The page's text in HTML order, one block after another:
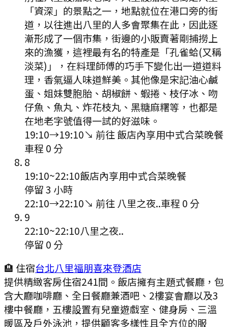
「資深」的景點之一，地點就位在港口旁的街
道，以往進出八里的人多會聚集在此，因此逐
漸形成了一個市集，街邊的小販賣著剛捕撈上
來的漁獲，這裡最有名的特產是「孔雀蛤(又稱
淡菜)」，在料理師傅的巧手下變化出一道道料
理，香氣逼人味道鮮美。其他像是宋記油心鹹
蛋、姐妹雙胞胎、胡椒餅、蝦捲、枝仔冰、吻
仔魚、魚丸、炸花枝丸、黑糖麻糬等，也都是
在地老字號值得一試的好滋味。
19:10→19:10↘ 前往 飯店內享用中式合菜晚餐
車程 0 分
8
19:10~22:10飯店內享用中式合菜晚餐
停留 3 小時
22:10→22:10↘ 前往 八里之夜..車程 0 分
9
22:10~22:10八里之夜..
停留 0 分
🏨 住宿台北八里福朋喜來登酒店
提供精緻客房住宿241間。飯店擁有主題式餐廳，包
含大廳咖啡廳、全日餐廳兼酒吧、2樓宴會廳以及3
樓中餐廳，五樓設置有兒童遊戲室、健身房、三溫
暖區及戶外泳池，提供顧客多樣性且全方位的服